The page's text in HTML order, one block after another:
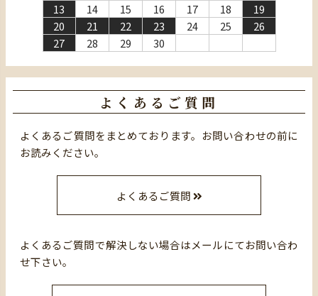
13
14 15 16 17 18
19
20
21 22 23 24 25
26
27
28 29 30
よくあるご質問
よくあるご質問をまとめております。お問い合わせの前に
お読みください。
よくあるご質問
よくあるご質問で解決しない場合はメールにてお問い合わ
せ下さい。